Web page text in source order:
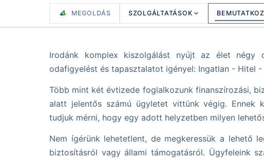
MEGOLDÁS SZOLGÁLTATÁSOK
Irodánk komplex kiszolgálást nyújt az élet négy
odafigyelést és tapasztalatot igényel: Ingatlan - Hitel
Több mint két évtizede foglalkozunk finanszírozási,
alatt jelentős számú ügyletet vittünk végig. Ennek
tudjuk mérni, hogy egy adott helyzetben milyen
Nem ígérünk lehetetlent, de megkeressük a lehető
biztosításról vagy állami támogatásról. Ügyfeleink